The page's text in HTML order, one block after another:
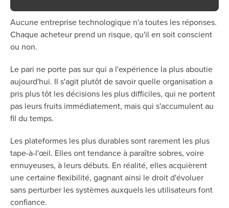
« Grâce à STACK Excel, nous
établir un devis. À ce stade, je
me contente de vérifier et de
rechercher les écarts plutôt que
de passer du temps à organiser
les données. »
Solutions ProFormance
Builder
Aucune entreprise technologique n'a toutes les réponses.
Chaque acheteur prend un risque, qu'il en soit conscient
ou non.
Le pari ne porte pas sur qui a l'expérience la plus aboutie
aujourd'hui. Il s'agit plutôt de savoir quelle organisation a
pris plus tôt les décisions les plus difficiles, qui ne portent
pas leurs fruits immédiatement, mais qui s'accumulent au
fil du temps.
Les plateformes les plus durables sont rarement les plus
tape-à-l'œil. Elles ont tendance à paraître sobres, voire
ennuyeuses, à leurs débuts. En réalité, elles acquièrent
une certaine flexibilité, gagnant ainsi le droit d'évoluer
sans perturber les systèmes auxquels les utilisateurs font
confiance.